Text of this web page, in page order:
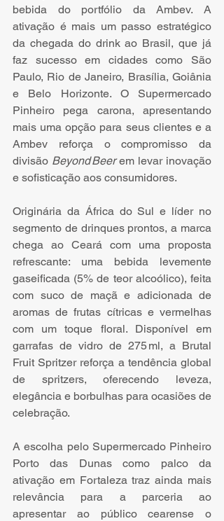
bebida do portfólio da Ambev. A
ativação é mais um passo estratégico
da chegada do drink ao Brasil, que já
faz sucesso em cidades como São
Paulo, Rio de Janeiro, Brasília, Goiânia
e Belo Horizonte. O Supermercado
Pinheiro pega carona, apresentando
mais uma opção para seus clientes e a
Ambev reforça o compromisso da
divisão Beyond Beer em levar inovação
e sofisticação aos consumidores.
Originária da África do Sul e líder no
segmento de drinques prontos, a marca
chega ao Ceará com uma proposta
refrescante: uma bebida levemente
gaseificada (5% de teor alcoólico), feita
com suco de maçã e adicionada de
aromas de frutas cítricas e vermelhas
com um toque floral. Disponível em
garrafas de vidro de 275 ml, a Brutal
Fruit Spritzer reforça a tendência global
de spritzers, oferecendo leveza,
elegância e borbulhas para ocasiões de
celebração.
A escolha pelo Supermercado Pinheiro
Porto das Dunas como palco da
ativação em Fortaleza traz ainda mais
relevância para a parceria ao
apresentar ao público cearense o